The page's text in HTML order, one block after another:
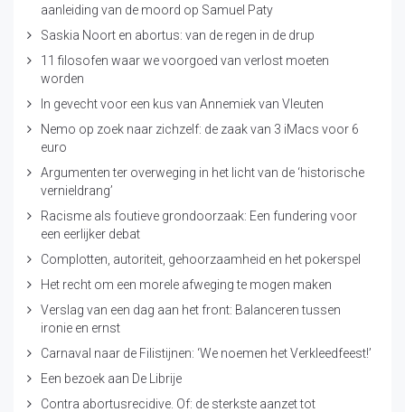
aanleiding van de moord op Samuel Paty
Saskia Noort en abortus: van de regen in de drup
11 filosofen waar we voorgoed van verlost moeten
worden
In gevecht voor een kus van Annemiek van Vleuten
Nemo op zoek naar zichzelf: de zaak van 3 iMacs voor 6
euro
Argumenten ter overweging in het licht van de ‘historische
vernieldrang’
Racisme als foutieve grondoorzaak: Een fundering voor
een eerlijker debat
Complotten, autoriteit, gehoorzaamheid en het pokerspel
Het recht om een morele afweging te mogen maken
Verslag van een dag aan het front: Balanceren tussen
ironie en ernst
Carnaval naar de Filistijnen: ‘We noemen het Verkleedfeest!’
Een bezoek aan De Librije
Contra abortusrecidive. Of: de sterkste aanzet tot